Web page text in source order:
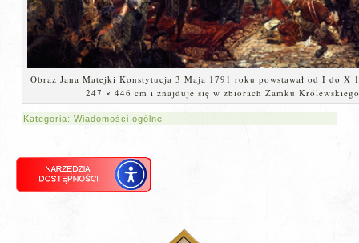
Obraz Jana Matejki Konstytucja 3 Maja 1791 roku powstawał od I do X
247 × 446 cm i znajduje się w zbiorach Zamku
Kategoria:Wiadomości ogólne